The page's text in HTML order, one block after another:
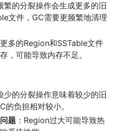
繁的分裂操作会生成更多的旧
文件，GC需要更频繁地清理
更多的Region和SSTable文件
，可能导致内存不足。
少的分裂操作意味着较少的旧
的负担相对较小。
题 ：Region过大可能导致热